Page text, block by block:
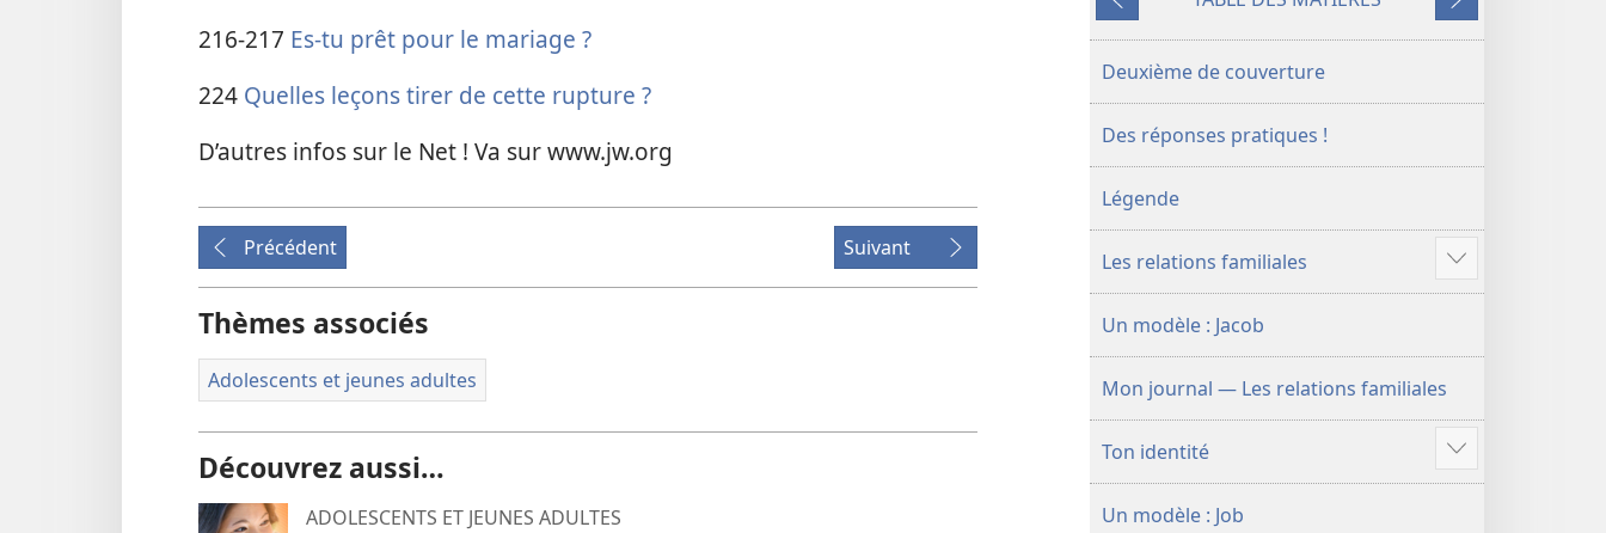
216-217 Es-​tu prêt pour le mariage ?
224 Quelles leçons tirer de cette rupture ?
D’autres infos sur le Net ! Va sur www.jw.org
Précédent Suivant
Thèmes associés
Adolescents et jeunes adultes
Découvrez aussi…
ADOLESCENTS ET JEUNES ADULTES
jeunes
Réponses
pratiques
Précédent Suivant
Deuxième de couverture
Des réponses pratiques !
Légende
Les relations familiales
Voir
plus
contenu
Un modèle : Jacob
Mon journal — Les relations familiales
Ton identité
Voir
plus
Un modèle : Job